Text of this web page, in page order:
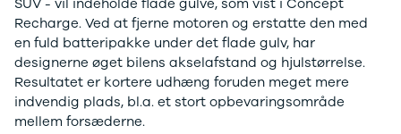
Anmeldelser
Privatleasing
Tilbud
IONIQ 3
KONA
Modeller
Anmeldelser
7 Crossback
Fiat
Se alle Fiat
Elbil
500
500C
500L
Recharge. Ved at fjerne motoren og erstatte den med
en fuld batteripakke under det flade gulv, har
designerne øget bilens akselafstand og hjulstørrelse.
Resultatet er kortere udhæng foruden meget mere
indvendig plads, bl.a. et stort opbevaringsområde
mellem forsæderne.